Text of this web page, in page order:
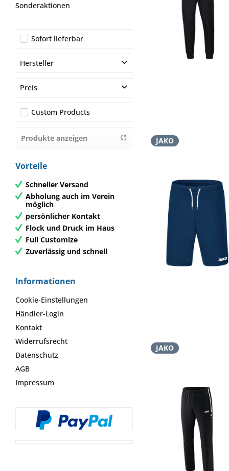
Sonderaktionen
Sofort lieferbar
Hersteller
JAKO
Preis
Custom Products
Produkte anzeigen
Vorteile
Schneller Versand
Abholung auch im Verein
möglich
persönlicher Kontakt
Flock und Druck im Haus
Full Customize
Zuverlässig und schnell
Informationen
Cookie-Einstellungen
Händler-Login
Kontakt
Widerrufsrecht
Datenschutz
AGB
Impressum
JAKO
JAKO